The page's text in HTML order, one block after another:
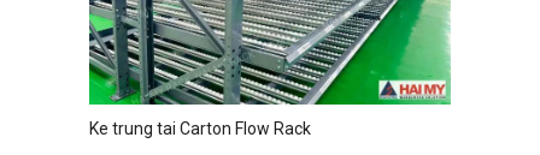
Ke trung tai Carton Flow Rack